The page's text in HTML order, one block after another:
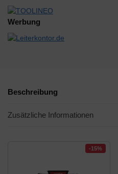
Werbung
Beschreibung
Zusätzliche Informationen
-15%